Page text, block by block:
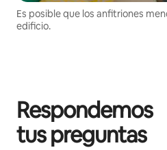
Es posible que los anfitriones
edificio.
Respondemos
tus preguntas